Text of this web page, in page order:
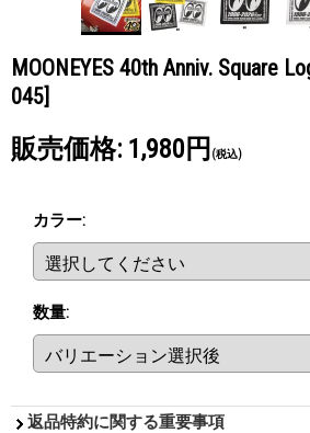
MOONEYES 40th Anniv. Square
045]
販売価格: 1,980円 (税込)
カラー:
数量:
返品特約に関する重要事項